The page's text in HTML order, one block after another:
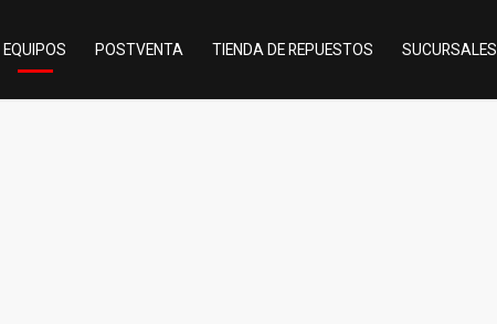
EQUIPOS POSTVENTA TIENDA DE REPUESTOS SUCURSALES